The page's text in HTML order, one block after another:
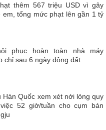
thêm 567 triệu USD vì gây
em, tổng mức phạt lên gần 1 tỷ
phục hoàn toàn nhà máy
chỉ sau 6 ngày động đất
Hàn Quốc xem xét nới lỏng quy
52 giờ/tuần cho cụm bán